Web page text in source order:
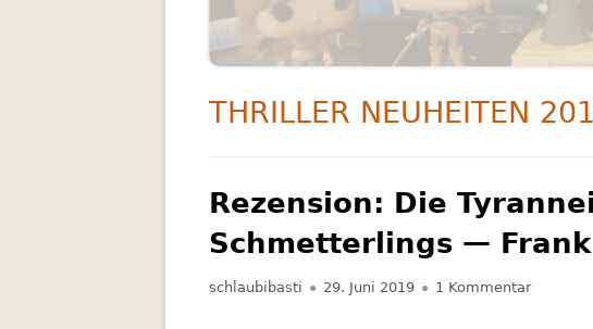
RATGEBER
THRILLER
SCHLAGWORT:
THRILLER NEUHEITEN
Rezension: Die
Schmetterlings —
Autor
schlaubibasti
Veröffentlicht
29. Juni 2019 1 Kommentarzu